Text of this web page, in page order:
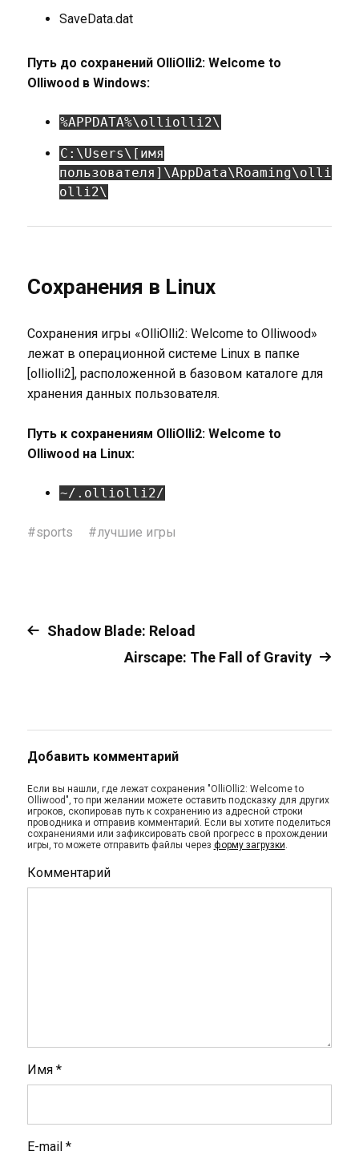
SaveData.dat
Путь до сохранений OlliOlli2: Welcome to
Olliwood в Windows:
%APPDATA%\olliolli2\
C:\Users\[имя
пользователя]\AppData\Roaming\olli
olli2\
Сохранения в Linux
Сохранения игры «OlliOlli2: Welcome to Olliwood»
лежат в операционной системе Linux в папке
[olliolli2], расположенной в базовом каталоге для
хранения данных пользователя.
Путь к сохранениям OlliOlli2: Welcome to
Olliwood на Linux:
~/.olliolli2/
#sports #лучшие игры
Shadow Blade: Reload
Airscape: The Fall of Gravity
Добавить комментарий
Если вы нашли, где лежат сохранения "OlliOlli2: Welcome to
Olliwood", то при желании можете оставить подсказку для других
игроков, скопировав путь к сохранению из адресной строки
проводника и отправив комментарий. Если вы хотите поделиться
сохранениями или зафиксировать свой прогресс в прохождении
игры, то можете отправить файлы через форму загрузки.
Комментарий
Имя *
E-mail *